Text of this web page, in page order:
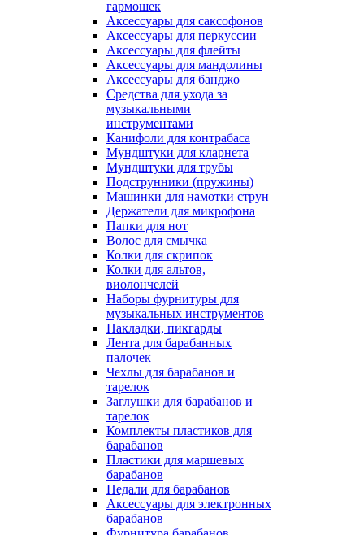
гармошек
Аксессуары для саксофонов
Аксессуары для перкуссии
Аксессуары для флейты
Аксессуары для мандолины
Аксессуары для банджо
Средства для ухода за
музыкальными
инструментами
Канифоли для контрабаса
Мундштуки для кларнета
Мундштуки для трубы
Подструнники (пружины)
Машинки для намотки струн
Держатели для микрофона
Папки для нот
Волос для смычка
Колки для скрипок
Колки для альтов,
виолончелей
Наборы фурнитуры для
музыкальных инструментов
Накладки, пикгарды
Лента для барабанных
палочек
Чехлы для барабанов и
тарелок
Заглушки для барабанов и
тарелок
Комплекты пластиков для
барабанов
Пластики для маршевых
барабанов
Педали для барабанов
Аксессуары для электронных
барабанов